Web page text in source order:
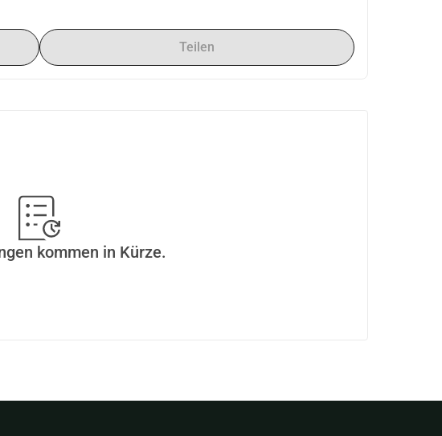
verhindern, dass Kinder aufgrund von Geldmangel nicht
Teilen
kommen in Kürze.